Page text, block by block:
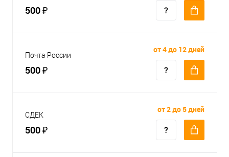
500 ₽
Почта России
500 ₽
от 4 до 12 дней
СДЕК
500 ₽
от 2 до 5 дней